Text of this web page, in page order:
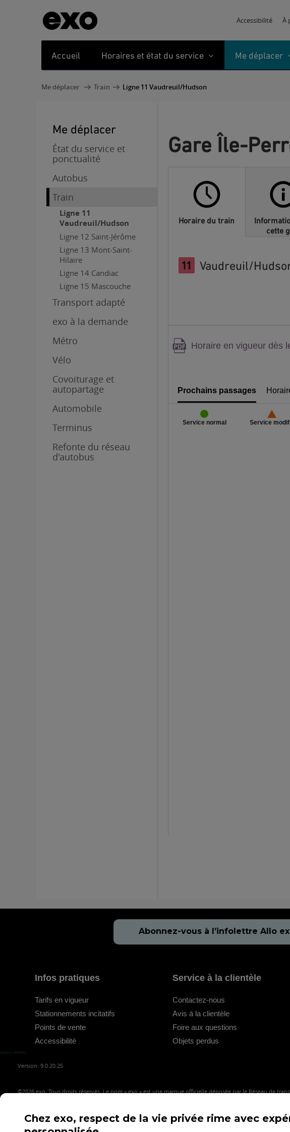
Accessibilité À
Accueil Horaires et état du service Me déplacer
Me déplacer Train Ligne 11 Vaudreuil/Hudson
Me déplacer
État du service et
ponctualité
Autobus
Train
Ligne 11
Vaudreuil/Hudson
Ligne 12 Saint-Jérôme
Ligne 13 Mont-Saint-
Hilaire
Ligne 14 Candiac
Ligne 15 Mascouche
Transport adapté
exo à la demande
Métro
Vélo
Covoiturage et
autopartage
Automobile
Terminus
Refonte du réseau
d'autobus
Gare Île-
Horaire du train
cette
Vaudreuil/
Attention,
Horaire en vigueur dès
Prochains passages
Service normal Service
Abonnez-vous à l’infolettre Allo
Infos pratiques
Tarifs en vigueur
Stationnements incitatifs
Points de vente
Accessibilité
Service à la clientèle
Contactez-nous
Avis à la clientèle
Foire aux questions
Objets perdus
wakasa WAKASA
Version: 9.0.20.25
©2026exo, Tous droits réservés. Le nom « exo » est une marque officielle déposée par le Réseau de
Chez exo, respect de la vie privée rime avec